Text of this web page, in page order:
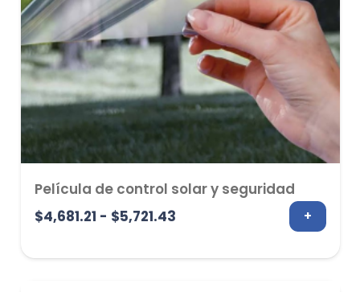
Película de control solar y seguridad
$4,681.21 - $5,721.43Rango
precios:
+